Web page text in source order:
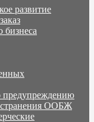
развитие
бизнеса
ООБЖ